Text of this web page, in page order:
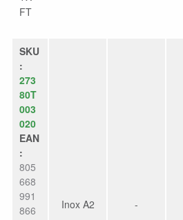
FT
SKU
:
273
80T
003
020
EAN
:
805
668
991
866
Inox A2 -